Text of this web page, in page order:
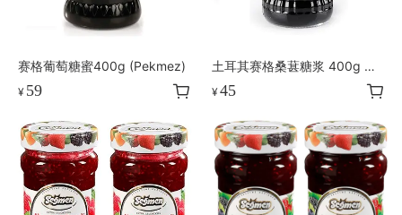
赛格葡萄糖蜜400g (Pekmez)
¥ 59
土耳其赛格桑葚糖浆 400g 土
耳其Segmen Grape Syrup(m
¥45